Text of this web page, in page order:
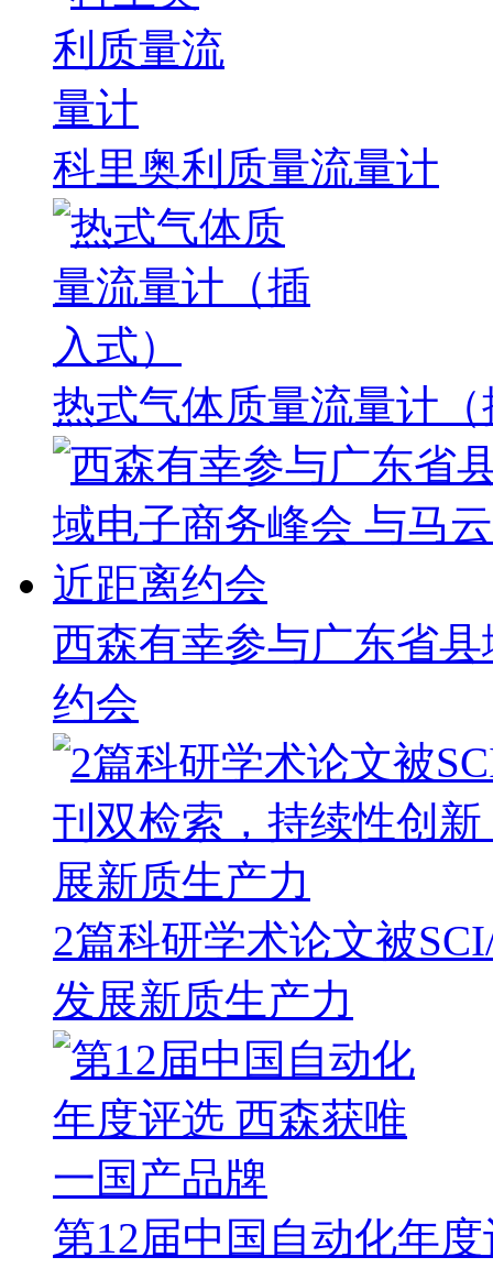
科里奥利质量流量计
热式气体质量流量计
西森有幸参与广东省
约会
2篇科研学术论文被
发展新质生产力
第12届中国自动化年